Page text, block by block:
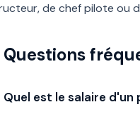
de chef pilote ou
Questions
Quel est le salaire d'un